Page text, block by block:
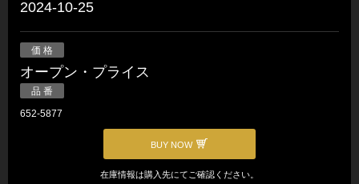
2024-10-25
価 格
オープン・プライス
品 番
652-5877
BUY NOW
在庫情報は購入先にてご確認ください。